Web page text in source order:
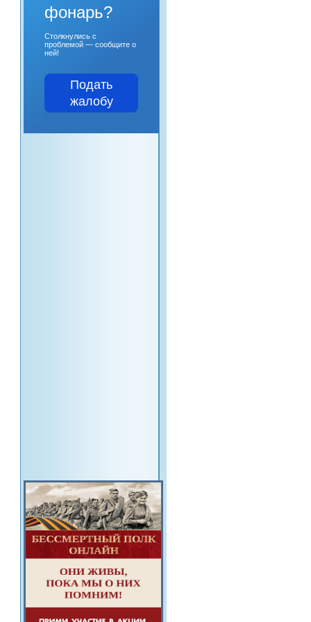
фонарь?
Столкнулись с
проблемой — сообщите о
ней!
Подать
жалобу